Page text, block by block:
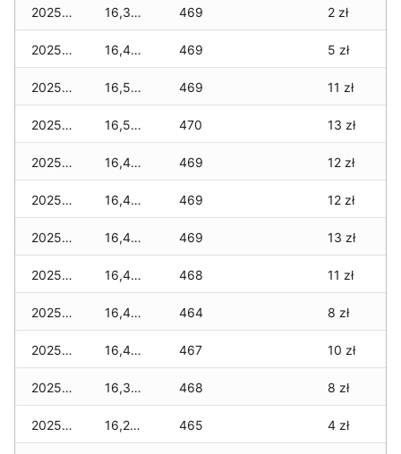
2025-12-11 16,370 zł 469 2 zł
2025-12-10 16,470 zł 469 5 zł
2025-12-09 16,520 zł 469 11 zł
2025-12-08 16,520 zł 470 13 zł
2025-12-07 16,460 zł 469 12 zł
2025-12-06 16,460 zł 469 12 zł
2025-12-05 16,490 zł 469 13 zł
2025-12-04 16,490 zł 468 11 zł
2025-12-03 16,400 zł 464 8 zł
2025-12-02 16,400 zł 467 10 zł
2025-12-01 16,380 zł 468 8 zł
2025-11-30 16,230 zł 465 4 zł